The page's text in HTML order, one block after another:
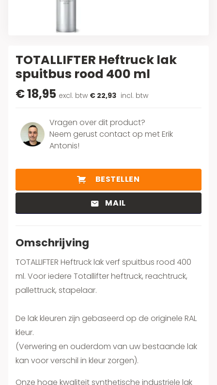
TOTALLIFTER Heftruck lak
spuitbus rood 400 ml
€ 18,95 excl. btw € 22,93 incl. btw
Vragen over dit product?
Neem gerust contact op met Erik
Antonis!
BESTELLEN
MAIL
Omschrijving
TOTALLIFTER Heftruck lak verf spuitbus rood 400
ml. Voor iedere Totallifter heftruck, reachtruck,
pallettruck, stapelaar.
De lak kleuren zijn gebaseerd op de originele RAL
kleur.
(Verwering en ouderdom van uw bestaande lak
kan voor verschil in kleur zorgen).
Onze hoge kwaliteit synthetische industriele lak